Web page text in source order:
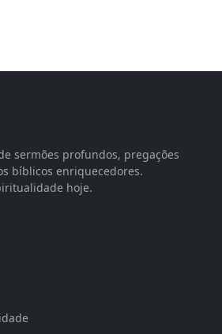
sermões profundos, pregações
bíblicos enriquecedores.
hoje.